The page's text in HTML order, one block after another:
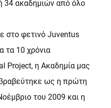
34 ακαδημιών από όλο
στο φετινό Juventus
τα 10 χρόνια
Project, η Ακαδημία μας
ως η πρώτη
του 2009 και η